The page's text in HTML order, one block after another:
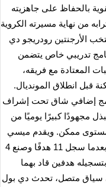
رغبته القوية بالحفاظ على جاهزيته
من نهاية مسيرته الكروية
الأرجنتين رودريجو دي
تدريبي خاص يتضمن
المعتادة مع فريقه،
قبل انطلاق المونديال.
إضافي شاق تحت إشراف
مجهودًا كبيرًا يوميًا من
مستوى ممكن. ويقدم ميسي
مستويات مميزة خلال الموسم الحالي، بعدما سجل 11 هدفًا وصنع 4
بتسجيله هدفين قاد بهما
سياق متصل، تحدث دي بول